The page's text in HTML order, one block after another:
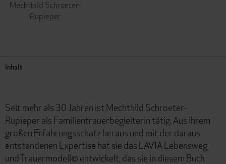
Mechthild Schroeter-
Rupieper
Inhalt
Seit mehr als 30 Jahren ist Mechthild Schroeter-
Rupieper als Familientrauerbegleiterin tätig. Aus ihrem
großen Erfahrungsschatz heraus und mit der daraus
entstandenen Expertise hat sie das LAVIA Lebensweg-
und Trauermodell© entwickelt, das sie in diesem Buch